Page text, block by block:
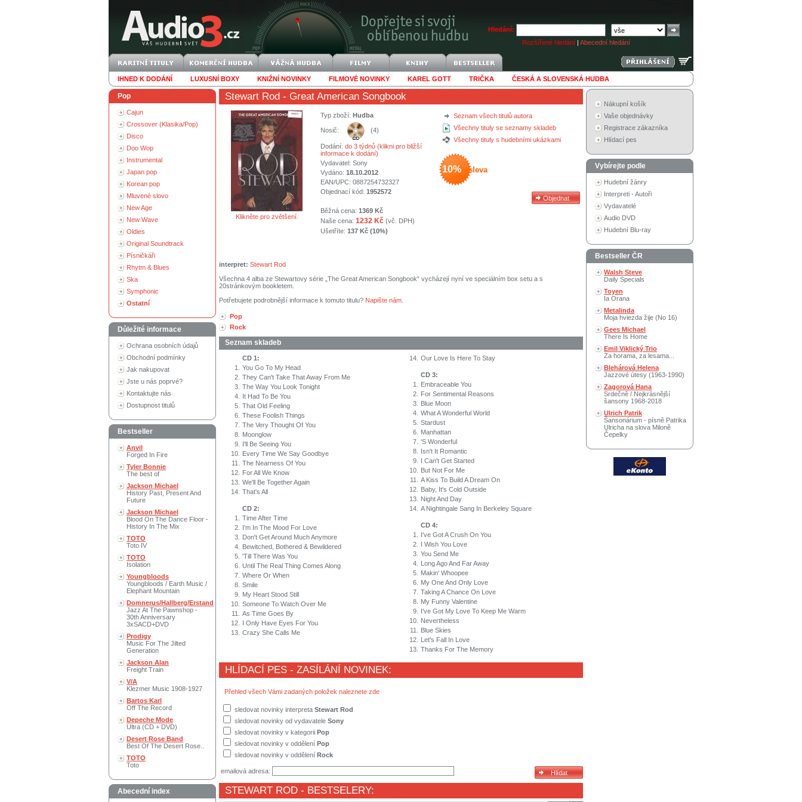
Hledání:
Rozšířené hledání | Abecední hledání
IHNED K DODÁNÍ LUXUSNÍ BOXY KNIŽNÍ NOVINKY FILMOVÉ NOVINKY KAREL GOTT TRIČKA ČESKÁ A SLOVENSKÁ HUDBA
Pop
Cajun
Crossover (Klasika/Pop)
Disco
Doo Wop
Instrumental
Japan pop
Korean pop
Mluvené slovo
New Age
New Wave
Oldies
Original Soundtrack
Písničkáři
Rhytm & Blues
Ska
Symphonic
Ostatní
Důležité informace
Ochrana osobních údajů
Obchodní podmínky
Jak nakupovat
Jste u nás poprvé?
Kontaktujte nás
Dostupnost titulů
Bestseller
Anvil
Forged In Fire
Tyler Bonnie
The best of
Jackson Michael
History Past, Present And
Future
Jackson Michael
Blood On The Dance Floor -
History In The Mix
TOTO
Toto IV
TOTO
Isolation
Youngbloods
Youngbloods / Earth Music /
Elephant Mountain
Domnerus/Hallberg/Erstand
Jazz At The Pawnshop -
30th Anniversary
3xSACD+DVD
Prodigy
Music For The Jilted
Generation
Jackson Alan
Freight Train
V/A
Klezmer Music 1908-1927
Bartos Karl
Off The Record
Depeche Mode
Ultra (CD + DVD)
Desert Rose Band
Best Of The Desert Rose..
TOTO
Toto
Abecední index
Stewart Rod - Great American Songbook
Klikněte pro zvětšení.
Seznam všech titulů autora
Všechny tituly se seznamy skladeb
Všechny tituly s hudebními ukázkami
10% sleva
Typ zboží: Hudba
Nosič: (4)
Dodání: do 3 týdnů (klikni pro bližší
informace k dodání)
Vydavatel: Sony
Vydáno: 18.10.2012
EAN/UPC: 0887254732327
Objednací kód: 1952572
Běžná cena: 1369 Kč
Naše cena: 1232 Kč (vč. DPH)
Ušetříte: 137 Kč (10%)
interpret: Stewart Rod
Všechna 4 alba ze Stewartovy série „The Great American Songbook“ vycházejí nyní ve speciálním box setu a s
20stránkovým bookletem.
Potřebujete podrobnější informace k tomuto titulu? Napište nám
Pop
Rock
Seznam skladeb
CD 1:
1.
You Go To My Head
2. They Can't Take That Away From Me
3. The Way You Look Tonight
4.
It Had To Be You
5. That Old Feeling
6. These Foolish Things
7. The Very Thought Of You
8.
Moonglow
9.
I'll Be Seeing You
10.
Every Time We Say Goodbye
11.
The Nearness Of You
12.
For All We Know
13. We'll Be Together Again
14. That's All
CD 2:
1.
Time After Time
2.
I'm In The Mood For Love
3.
Don't Get Around Much Anymore
4.
Bewitched, Bothered & Bewildered
5. 'Till There Was You
6. Until The Real Thing Comes Along
7. Where Or When
8. Smile
9.
My Heart Stood Still
10. Someone To Watch Over Me
11.
As Time Goes By
12.
I Only Have Eyes For You
13. Crazy She Calls Me
14. Our Love Is Here To Stay
CD 3:
1.
Embraceable You
2.
For Sentimental Reasons
3.
Blue Moon
4. What A Wonderful World
5. Stardust
6.
Manhattan
7. 'S Wonderful
8.
Isn't It Romantic
9.
I Can't Get Started
10.
But Not For Me
11.
A Kiss To Build A Dream On
12.
Baby, It's Cold Outside
13.
Night And Day
14. A Nightingale Sang In Berkeley Square
CD 4:
1.
I've Got A Crush On You
2.
I Wish You Love
3. You Send Me
4.
Long Ago And Far Away
5.
Makin' Whoopee
6.
My One And Only Love
7. Taking A Chance On Love
8.
My Funny Valentine
9.
I've Got My Love To Keep Me Warm
10.
Nevertheless
11.
Blue Skies
12.
Let's Fall In Love
13. Thanks For The Memory
HLÍDACÍ PES - ZASÍLÁNÍ NOVINEK:
Přehled všech Vámi zadaných položek naleznete zde
sledovat novinky interpreta Stewart Rod
sledovat novinky od vydavatele Sony
sledovat novinky v kategorii Pop
sledovat novinky v oddělení Pop
sledovat novinky v oddělení Rock
emailová adresa:
STEWART ROD - BESTSELERY:
Nákupní košík
Vaše objednávky
Registrace zákazníka
Hlídací pes
Vybírejte podle
Hudební žánry
Interpreti - Autoři
Vydavatelé
Audio DVD
Hudební Blu-ray
Bestseller ČR
Walsh Steve
Daily Specials
Toyen
Ia Orana
Metalinda
Moja hviezda žije (No 16)
Gees Michael
There Is Home
Emil Viklický Trio
Za horama, za lesama...
Blehárová Helena
Jazzové útesy (1963-1990)
Zagorová Hana
Srdečně / Nejkrásnější
šansony 1968-2018
Ulrich Patrik
Šansonárium - písně Patrika
Ulricha na slova Miloně
Čepelky